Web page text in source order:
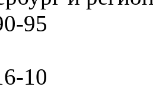
95
10